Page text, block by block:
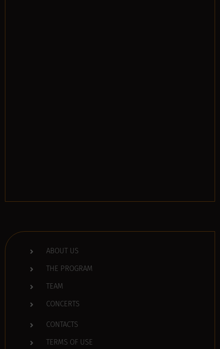
ABOUT US
THE PROGRAM
TEAM
CONCERTS
CONTACTS
TERMS OF USE